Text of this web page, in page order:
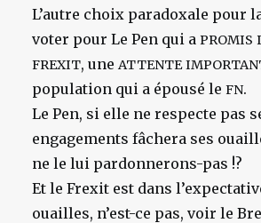
L’autre choix paradoxale pour
voter pour Le Pen qui a PROMIS
FREXIT, une ATTENTE
population qui a épousé le FN.
Le Pen, si elle ne respecte pas
engagements fâchera ses
ne le lui pardonnerons-pas !?
Et le Frexit est dans
ouailles, n’est-ce pas, voir le